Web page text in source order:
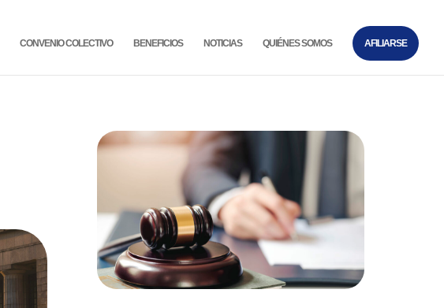
CONVENIO COLECTIVO BENEFICIOS NOTICIAS QUIÉNES SOMOS AFILIARSE